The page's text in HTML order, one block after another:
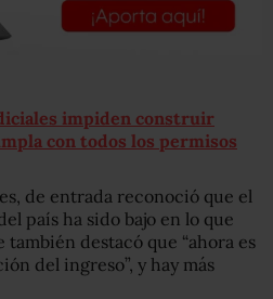
impiden construir
con todos los permisos
de entrada reconoció que el
país ha sido bajo en lo que
destacó que “ahora es
del ingreso”, y hay más